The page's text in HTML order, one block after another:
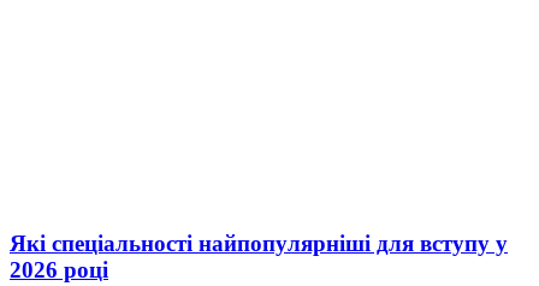
Які спеціальності найпопулярніші для вступу у
2026 році